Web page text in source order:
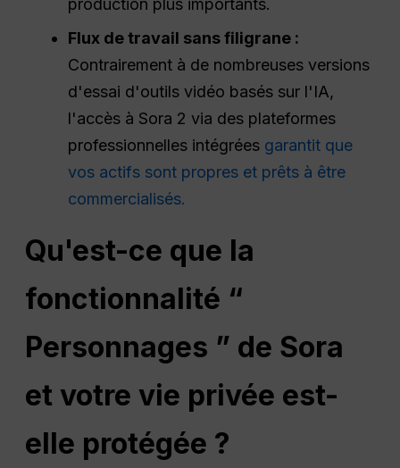
production plus importants.
Flux de travail sans filigrane :
Contrairement à de nombreuses versions
d'essai d'outils vidéo basés sur l'IA,
l'accès à Sora 2 via des plateformes
professionnelles intégrées garantit que
vos actifs sont propres et prêts à être
commercialisés.
Qu'est-ce que la
fonctionnalité “
Personnages ” de Sora
et votre vie privée est-
elle protégée ?